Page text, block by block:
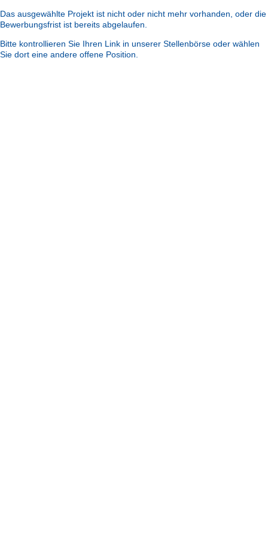
Das ausgewählte Projekt ist nicht oder nicht mehr vorhanden, oder die
Bewerbungsfrist ist bereits abgelaufen.
Bitte kontrollieren Sie Ihren Link in unserer Stellenbörse oder wählen
Sie dort eine andere offene Position.